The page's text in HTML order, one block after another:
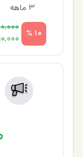
3 ماهه
10 %